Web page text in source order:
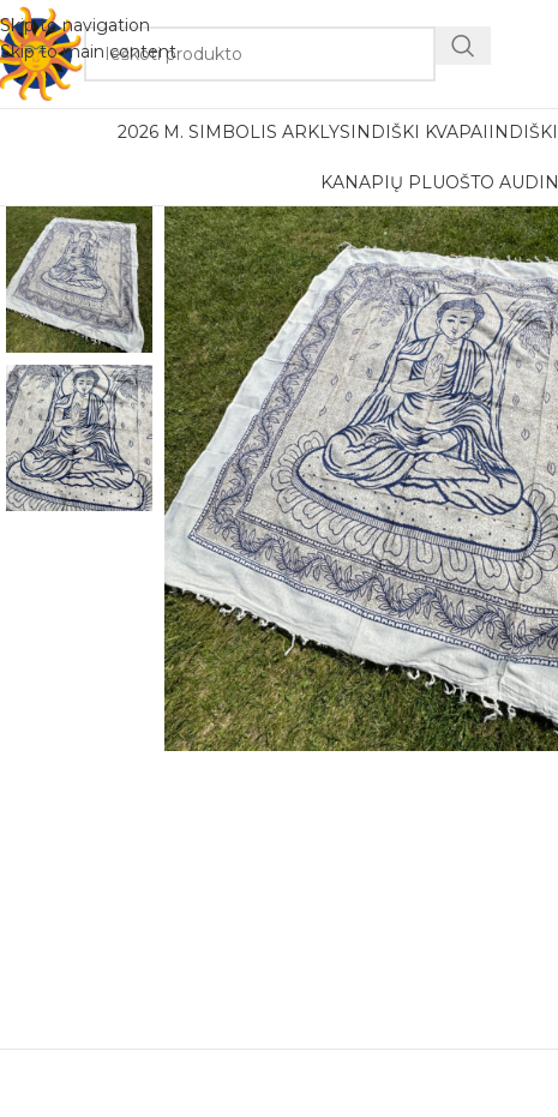
Skip to navigation
Skip to main content
2026 M. SIMBOLIS ARKLYSINDIŠKI KVAPAI
KANAPIŲ PLUOŠTO